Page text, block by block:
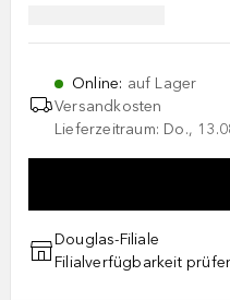
Online: auf Lager
Versandkosten
Lieferzeitraum: Do.,
Douglas-Filiale
Filialverfügbarkeit